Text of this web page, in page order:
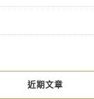
近期文章